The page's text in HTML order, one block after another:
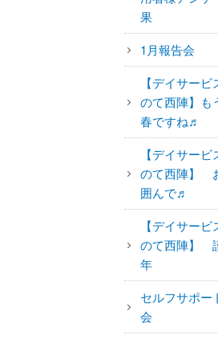
果
1月報告会
【デイサー
のて西陣】も
春ですね♬
【デイサー
のて西陣】
囲んで♬
【デイサー
のて西陣】
年
セルフサポー
会